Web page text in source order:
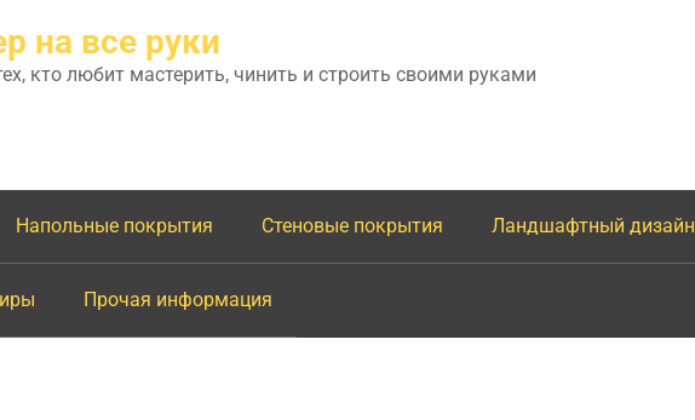
на все руки
кто любит мастерить, чинить и строить своими руками
Напольные покрытия Стеновые покрытия Ландшафтный дизайн
Прочая информация